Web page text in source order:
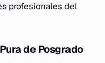
profesionales del
de Posgrado